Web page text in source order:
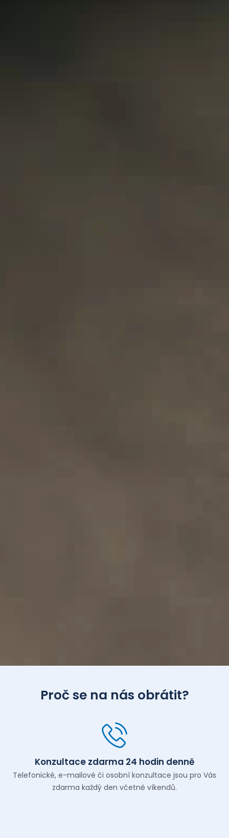
Proč se na nás obrátit?
Konzultace zdarma 24 hodin denně
Telefonické, e-mailové či osobní konzultace jsou pro Vás
zdarma každý den včetně víkendů.